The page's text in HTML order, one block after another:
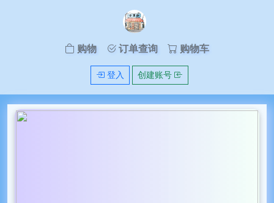
购物 订单查询 购物车
登入 创建账号